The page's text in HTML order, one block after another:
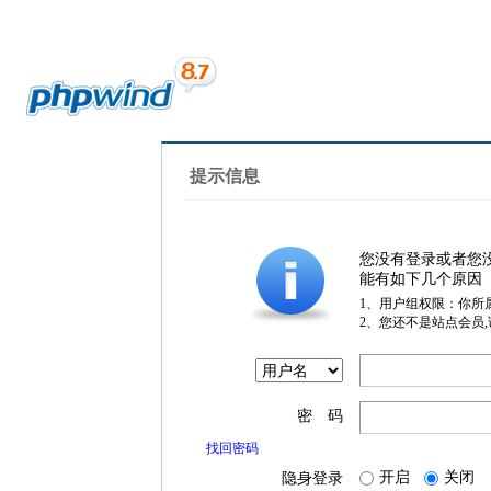
提示信息
您没有登录或者您
能有如下几个原因
1、用户组权限：你所
2、您还不是站点会员
密 码
找回密码
隐身登录 开启 关闭